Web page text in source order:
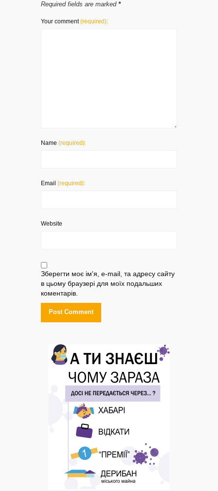
Required fields are marked *
Your comment(required):
Name (required):
Email (required):
Website
Зберегти моє ім'я, e-mail, та адресу сайту
в цьому браузері для моїх подальших
коментарів.